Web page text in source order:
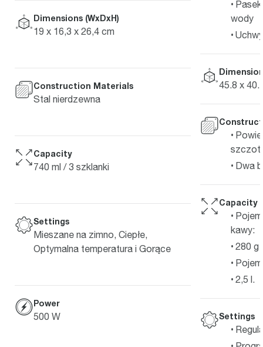
Dimensions (WxDxH)
19 x 16,3 x 26,4 cm
Construction Materials
Stal nierdzewna
Capacity
740 ml / 3 szklanki
Settings
Mieszane na zimno, Ciepłe,
Optymalna temperatura i Gorące
Power
500 W
wody
45.8 x
Dwa
Capacity
kawy:
280 g
2,5 l.
Settings